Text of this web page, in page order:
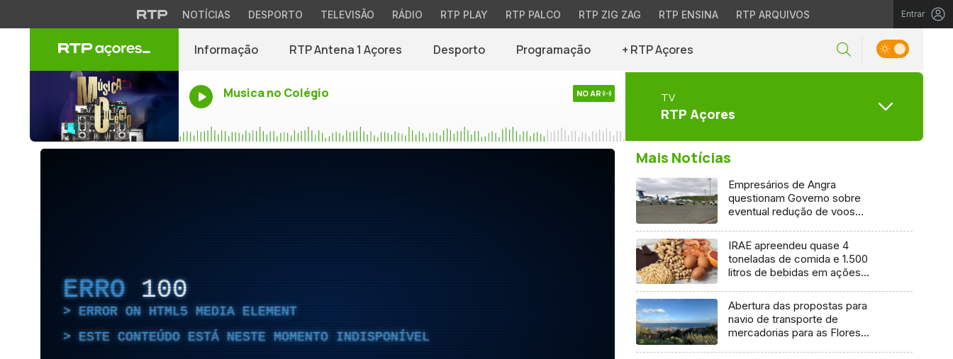
NOTÍCIAS DESPORTO TELEVISÃO RÁDIO RTP PLAY RTP PALCO RTP ZIG ZAG RTP ENSINA RTP ARQUIVOS Entrar
Informação RTP Antena 1 Açores Desporto Programação + RTP Açores
Musica no Colégio NO AR TV
RTP Açores
ERRO 100
ERROR ON HTML5 MEDIA ELEMENT
ESTE CONTEÚDO ESTÁ NESTE MOMENTO INDISPONÍVEL
Mais Notícias
Empresários de Angra
questionam Governo sobre
eventual redução de voos
IRAE apreendeu quase 4
toneladas de comida e 1.500
litros de bebidas em ações
Abertura das propostas para
navio de transporte de
mercadorias para as Flores